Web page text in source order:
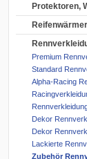
Protektoren,
Premium
Standard
Alpha-Racing
Dekor
Dekor
Lackierte
Zubehör